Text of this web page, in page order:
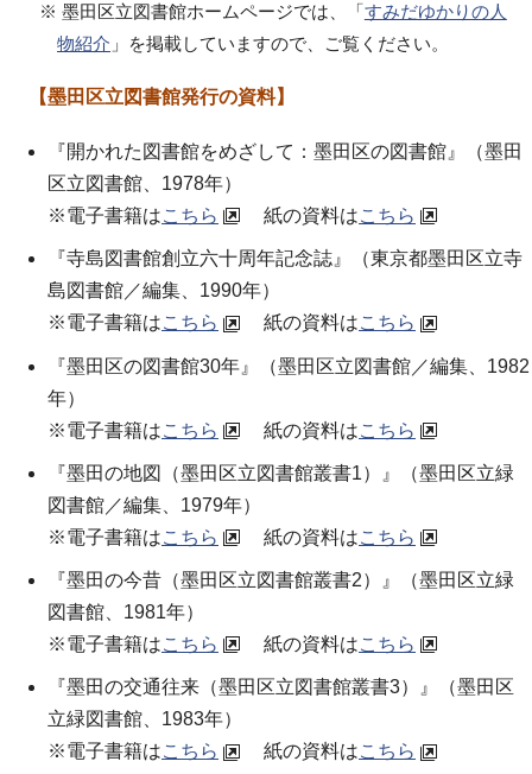
※ 墨田区立図書館ホームページでは、「すみだゆかりの人
物紹介 」を掲載していますので、ご覧ください。
【墨田区立図書館発行の資料】
『開かれた図書館をめざして：墨田区の図書館』（墨田
区立図書館、1978年）
※電子書籍はこちら 紙の資料はこちら
『寺島図書館創立六十周年記念誌』（東京都墨田区立寺
島図書館／編集 、1990年）
※電子書籍はこちら 紙の資料はこちら
『墨田区の図書館30年』（墨田区立図書館／編集 、1982
年）
※電子書籍はこちら 紙の資料はこちら
『墨田の地図（墨田区立図書館叢書1）』（墨田区立緑
図書館／編集 、1979年）
※電子書籍はこちら 紙の資料はこちら
『墨田の今昔（墨田区立図書館叢書2）』（墨田区立緑
図書館 、1981年）
※電子書籍はこちら 紙の資料はこちら
『墨田の交通往来（墨田区立図書館叢書3）』（墨田区
立緑図書館 、1983年）
※電子書籍はこちら 紙の資料はこちら